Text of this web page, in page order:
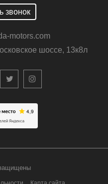
звонок
motors.com
шоссе, 13к8л
Все права